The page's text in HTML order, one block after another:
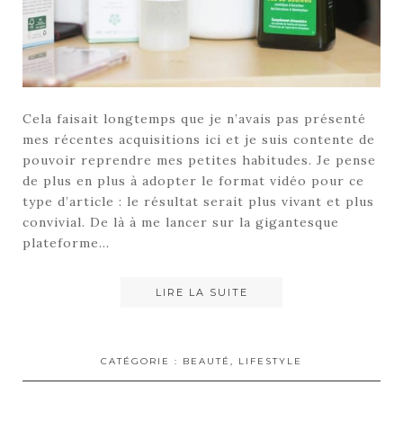
Cela faisait longtemps que je n’avais pas présenté
mes récentes acquisitions ici et je suis contente de
pouvoir reprendre mes petites habitudes. Je pense
de plus en plus à adopter le format vidéo pour ce
type d’article : le résultat serait plus vivant et plus
convivial. De là à me lancer sur la gigantesque
plateforme…
LIRE LA SUITE
CATÉGORIE : BEAUTÉ , LIFESTYLE